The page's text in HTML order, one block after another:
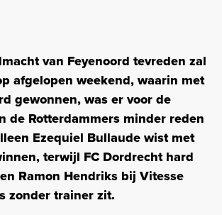
van Feyenoord tevreden zal
afgelopen weekend, waarin met
gewonnen, was er voor de
de Rotterdammers minder reden
Ezequiel Bullaude wist met
terwijl FC Dordrecht hard
Ramon Hendriks bij Vitesse
zonder trainer zit.